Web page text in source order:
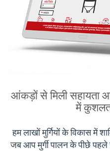
आंकड़ों से मिली सहायता
में
हम लाखों मुर्गियों के विकास में
जब आप मुर्गी पालन के पीछे